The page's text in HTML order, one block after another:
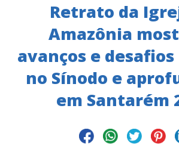
Retrato da
Amazônia
avanços e
no Sínodo e
em Santarém